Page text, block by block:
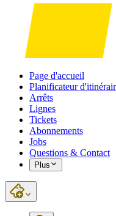
Page d'accueil
Planificateur
Arrêts
Lignes
Tickets
Abonnements
Jobs
Questions & Contact
Plus